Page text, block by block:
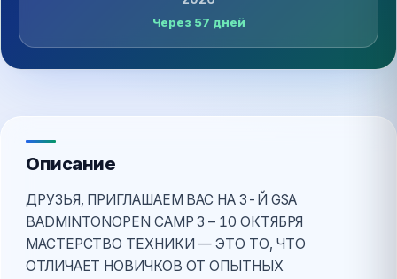
Через 57 дней
Описание
ДРУЗЬЯ, ПРИГЛАШАЕМ ВАС НА 3-Й GSA
BADMINTONOPEN CAMP 3 – 10 ОКТЯБРЯ
МАСТЕРСТВО ТЕХНИКИ — ЭТО ТО, ЧТО
ОТЛИЧАЕТ НОВИЧКОВ ОТ ОПЫТНЫХ